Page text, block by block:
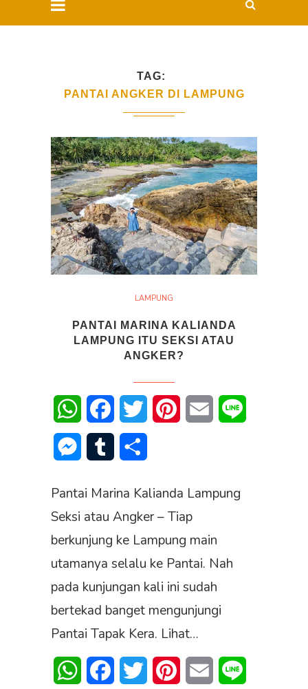
TAG
PANTAI ANGKER DI LAMPUNG
LAMPUNG
PANTAI MARINA KALIANDA
LAMPUNG ITU SEKSI ATAU
ANGKER?
WhatsAppFacebookTwitter PinterestEmail
Messenger
Tumblr
Pantai Marina Kalianda Lampung
Seksi atau Angker – Tiap
berkunjung ke Lampung main
utamanya selalu ke Pantai. Nah
pada kunjungan kali ini sudah
bertekad banget mengunjungi
Pantai Tapak Kera. Lihat…
WhatsAppFacebookTwitter PinterestEmail